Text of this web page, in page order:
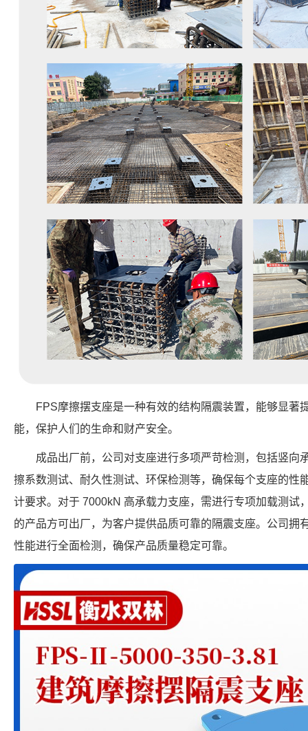
FPS摩擦摆支座是一种有效的结构隔震装置，能够显著
能，保护人们的生命和财产安全。
成品出厂前，公司对支座进行多项严苛检测，包括竖向
擦系数测试、耐久性测试、环保检测等，确保每个支座的性
计要求。对于 7000kN 高承载力支座，需进行专项加载测试
的产品方可出厂，为客户提供品质可靠的隔震支座。公司拥
性能进行全面检测，确保产品质量稳定可靠。